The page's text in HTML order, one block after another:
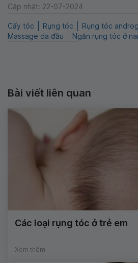
Cập nhật: 22-07-2024
Cấy tóc Rụng tóc
Rụng tóc
Massage da đầu
Ngăn rụng tóc ở
Bài viết liên quan
Các loại rụng tóc ở trẻ em
Xem thêm